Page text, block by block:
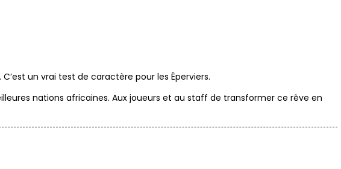
un vrai test de caractère pour les Éperviers.
nations africaines. Aux joueurs et au staff de transformer ce rêve en